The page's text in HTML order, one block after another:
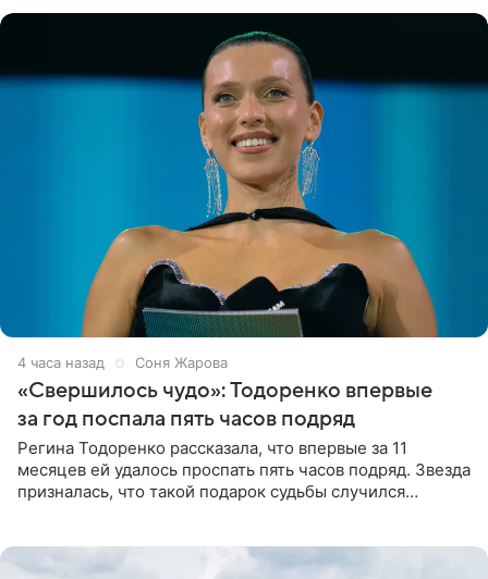
4 часа назад Соня Жарова
«Свершилось чудо»: Тодоренко впервые
за год поспала пять часов подряд
Регина Тодоренко рассказала, что впервые за 11
месяцев ей удалось проспать пять часов подряд. Звезда
призналась, что такой подарок судьбы случился